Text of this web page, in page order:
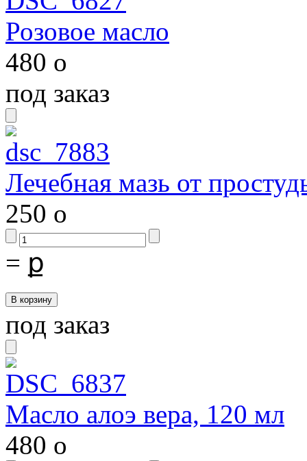
Розовое масло
480 o
под заказ
Лечебная мазь от
250 o
= ք
под заказ
Масло алоэ вера, 120 мл
480 o